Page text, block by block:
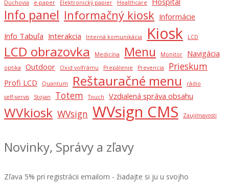
Duchovia e-paper Elektronický papier Healthcare
Info panel Informačný kiosk Informácie
Info Tabuľa Interakcia Interná komunikácia Kiosk LCD
LCD obrazovka Medicína Menu Monitor Navigácia
optika Outdoor Oxid volfrámu Prepálenie Prevencia Prieskum
Profi LCD Quantum Reštauračné menu
rádio
self-servis
Stojan Totem Touch Vzdialená správa obsahu
WVkiosk WVsign WVsign CMS Zaujímavosti
Novinky, Správy a zľavy
Zľava 5% pri registrácii emailom - žiadajte si ju u svojho